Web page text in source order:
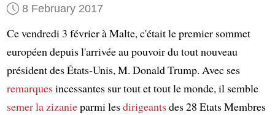
8 February 2017
Ce vendredi 3 février à Malte, c'était le premier sommet
européen depuis l'arrivée au pouvoir du tout nouveau
président des États-Unis, M. Donald Trump. Avec ses
remarquesincessantes sur tout et tout le monde, il semble
semer la zizanieparmi lesdirigeantsdes 28 Etats Membres